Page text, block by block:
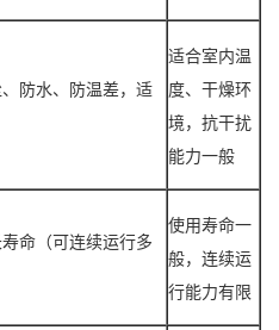
防水、防温差，适
适合室内温
度、干燥环
境，抗干扰
能力一般
命（可连续运行多
使用寿命一
般，连续运
行能力有限